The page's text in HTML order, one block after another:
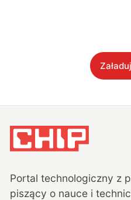
Portal technologiczny z
piszący o nauce i